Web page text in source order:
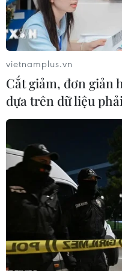
Thủ tướng Đức
Chủ tịch CDU
06/12/2016 22:51
Thủ tướng Đức Angela
vietnamplus.vn
Cắt giảm, đơn giản
dựa trên dữ liệu